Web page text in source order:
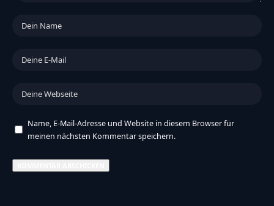
Name, E-Mail-Adresse und Website in diesem Browser für
meinen nächsten Kommentar speichern.